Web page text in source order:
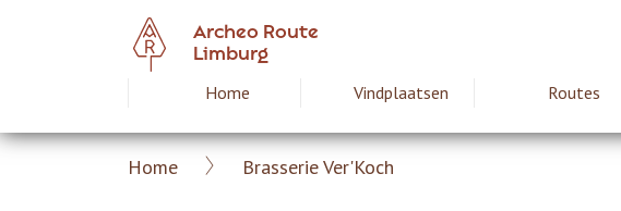
inhoud
Archeo Route
Limburg
Hoofdnavigatie
Archeoroute
Home Vindplaatsen Routes
Kruimelpad
Home Brasserie Ver'Koch